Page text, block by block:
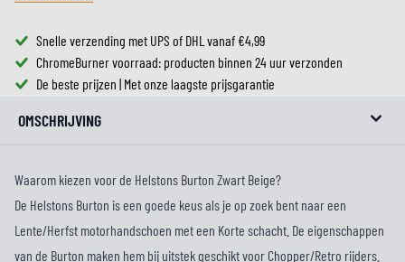
Snelle verzending met UPS of DHL vanaf €4,99
ChromeBurner voorraad: producten binnen 24 uur verzonden
De beste prijzen | Met onze laagste prijsgarantie
OMSCHRIJVING
Waarom kiezen voor de Helstons Burton Zwart Beige?
De Helstons Burton is een goede keus als je op zoek bent naar een
Lente/Herfst motorhandschoen met een Korte schacht. De eigenschappen
van de Burton maken hem bij uitstek geschikt voor Chopper/Retro rijders.